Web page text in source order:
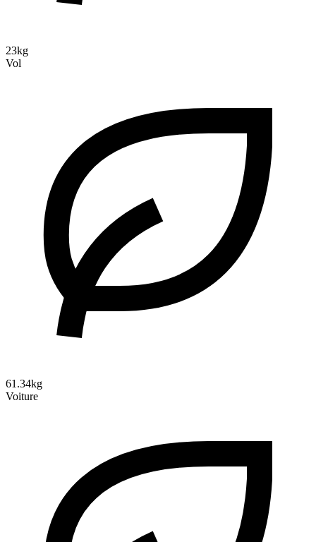
23kg
Vol
61.34kg
Voiture